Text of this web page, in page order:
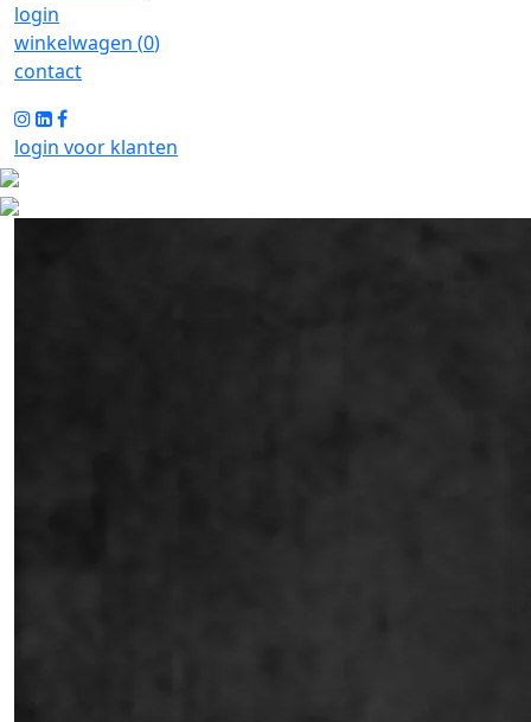
login
winkelwagen (0)
contact
login voor klanten